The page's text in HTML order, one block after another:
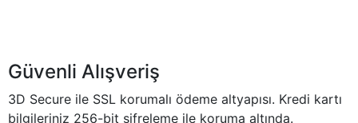
Güvenli Alışveriş
3D Secure ile SSL korumalı ödeme altyapısı. Kredi kartı
bilgileriniz 256-bit şifreleme ile koruma altında.